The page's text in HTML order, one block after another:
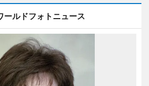
ールドフォトニュース